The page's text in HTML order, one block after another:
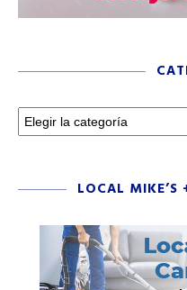
LOCAL MIKE’S